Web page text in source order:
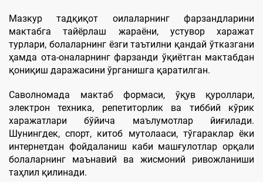
Мазкур тадқиқот оилаларнинг фарзандларини
мактабга тайёрлаш жараёни, устувор харажат
турлари, болаларнинг ёзги таътилни қандай ўтказгани
ҳамда ота-оналарнинг фарзанди ўқиётган мактабдан
қониқиш даражасини ўрганишга қаратилган.
Саволномада мактаб формаси, ўқув қуроллари,
электрон техника, репетиторлик ва тиббий кўрик
харажатлари бўйича маълумотлар йиғилади.
Шунингдек, спорт, китоб мутолааси, тўгараклар ёки
интернетдан фойдаланиш каби машғулотлар орқали
болаларнинг маънавий ва жисмоний ривожланиши
таҳлил қилинади.